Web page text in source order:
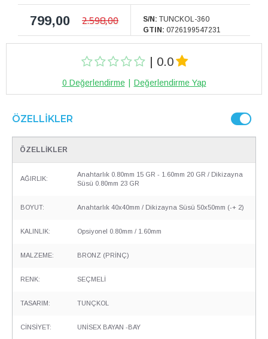
| 0.0
0 Değerlendirme Değerlendirme Yap
799,00 2.598,00 S/N: TUNCKOL-360
GTIN: 0726199547231
ÖZELLIKLER
ÖZELLİKLER
AĞIRLIK:
Anahtarlık 0.80mm 15 GR - 1.60mm 20 GR / Dikizayna
Süsü 0.80mm 23 GR
BOYUT: Anahtarlık 40x40mm / Dikizayna Süsü 50x50mm (-+ 2)
KALINLIK: Opsiyonel 0.80mm / 1.60mm
MALZEME: BRONZ (PRİNÇ)
RENK: SEÇMELİ
TASARIM: TUNÇKOL
CİNSİYET: UNİSEX BAYAN -BAY